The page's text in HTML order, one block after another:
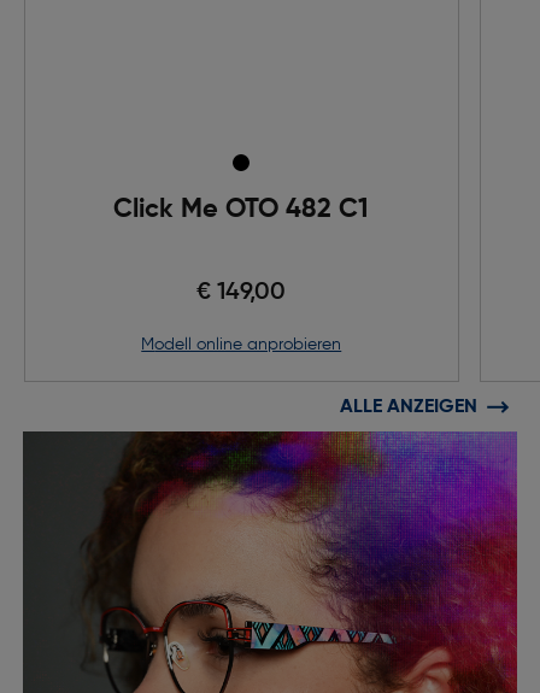
Click Me OTO 482 C1
€ 149,00
Modell online anprobieren
ALLE ANZEIGEN